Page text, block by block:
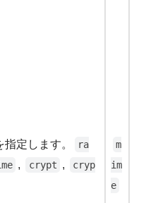
定します。
ra
, crypt ,
cryp
m
im
e